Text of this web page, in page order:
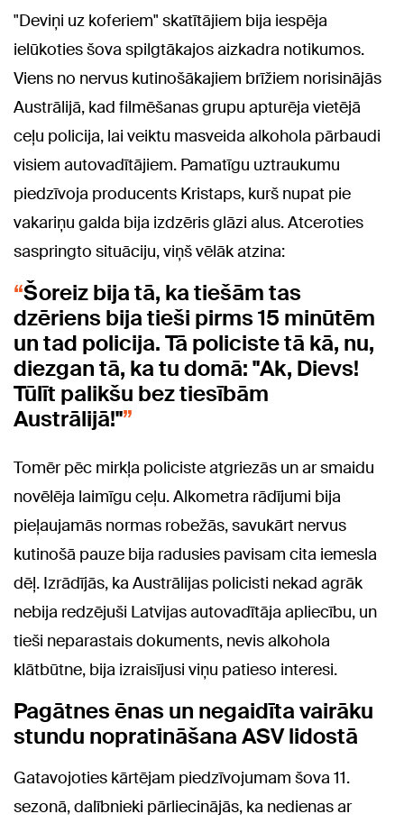
"Deviņi uz koferiem" skatītājiem bija iespēja
ielūkoties šova spilgtākajos aizkadra notikumos.
Viens no nervus kutinošākajiem brīžiem norisinājās
Austrālijā, kad filmēšanas grupu apturēja vietējā
ceļu policija, lai veiktu masveida alkohola pārbaudi
visiem autovadītājiem. Pamatīgu uztraukumu
piedzīvoja producents Kristaps, kurš nupat pie
vakariņu galda bija izdzēris glāzi alus. Atceroties
saspringto situāciju, viņš vēlāk atzina:
Šoreiz bija tā, ka tiešām tas
dzēriens bija tieši pirms 15 minūtēm
un tad policija. Tā policiste tā kā, nu,
diezgan tā, ka tu domā: "Ak, Dievs!
Tūlīt palikšu bez tiesībām
Austrālijā!"
Tomēr pēc mirkļa policiste atgriezās un ar smaidu
novēlēja laimīgu ceļu. Alkometra rādījumi bija
pieļaujamās normas robežās, savukārt nervus
kutinošā pauze bija radusies pavisam cita iemesla
dēļ. Izrādījās, ka Austrālijas policisti nekad agrāk
nebija redzējuši Latvijas autovadītāja apliecību, un
tieši neparastais dokuments, nevis alkohola
klātbūtne, bija izraisījusi viņu patieso interesi.
Pagātnes ēnas un negaidīta vairāku
stundu nopratināšana ASV lidostā
Gatavojoties kārtējam piedzīvojumam šova 11.
sezonā, dalībnieki pārliecinājās, ka nedienas ar